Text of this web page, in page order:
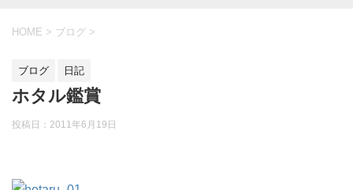
HOME > ブログ >
ブログ 日記
ホタル鑑賞
投稿日： 2011年6月19日